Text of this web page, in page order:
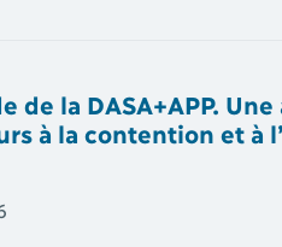
de la DASA+APP.
à la contention et à